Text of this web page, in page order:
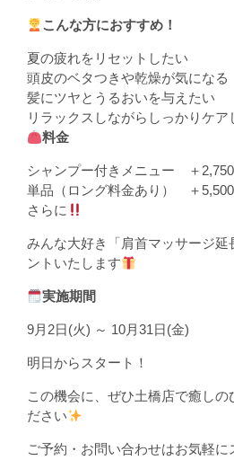
こんな方におすすめ！
夏の疲れをリセットしたい
頭皮のベタつきや乾燥が気になる
髪にツヤとうるおいを与えたい
リラックスしながらしっかりケア
料金
シャンプー付きメニュー ＋
単品（ロング料金あり） ＋
さらに
みんな大好き「肩首マッサージ
ントいたします
実施期間
9月2日(火) ～ 10月31日(金)
明日からスタート！
この機会に、ぜひ土橋店で癒しの
ださい
ご予約・お問い合わせはお気軽